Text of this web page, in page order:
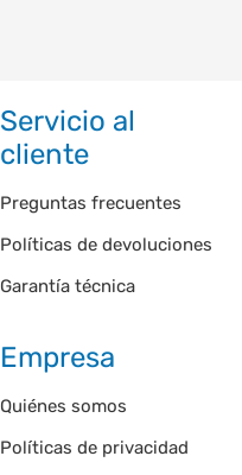
Servicio al
cliente
Preguntas frecuentes
Políticas de devoluciones
Garantía técnica
Empresa
Quiénes somos
Políticas de privacidad